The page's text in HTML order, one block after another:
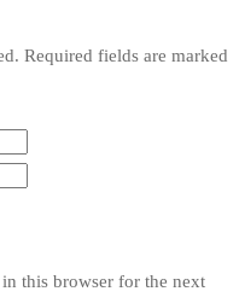
Required fields are marked
this browser for the next